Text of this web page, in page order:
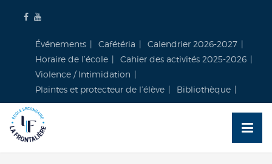
Événements Cafétéria
Calendrier 2026-2027
Horaire de l’école
Cahier des activités 2025-2026
Violence / Intimidation
Plaintes et protecteur de l’élève
Bibliothèque